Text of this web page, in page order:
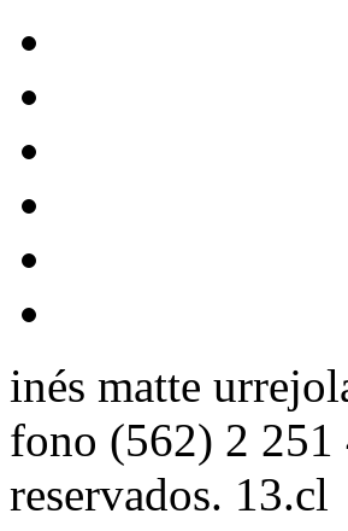
inés matte
fono (562) 2 251
reservados. 13.cl